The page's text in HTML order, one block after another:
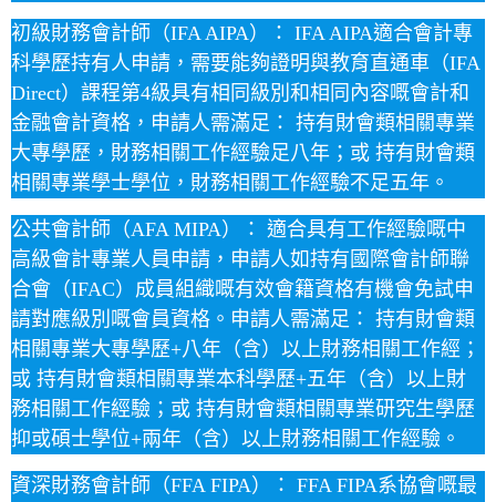
初級財務會計師（IFA AIPA）： IFA AIPA適合會計專
科學歷持有人申請，需要能夠證明與教育直通車（IFA
Direct）課程第4級具有相同級別和相同內容嘅會計和
金融會計資格，申請人需滿足： 持有財會類相關專業
大專學歷，財務相關工作經驗足八年；或 持有財會類
相關專業學士學位，財務相關工作經驗不足五年。
公共會計師（AFA MIPA）： 適合具有工作經驗嘅中
高級會計專業人員申請，申請人如持有國際會計師聯
合會（IFAC）成員組織嘅有效會籍資格有機會免試申
請對應級別嘅會員資格。申請人需滿足： 持有財會類
相關專業大專學歷+八年（含）以上財務相關工作經；
或 持有財會類相關專業本科學歷+五年（含）以上財
務相關工作經驗；或 持有財會類相關專業研究生學歷
抑或碩士學位+兩年（含）以上財務相關工作經驗。
資深財務會計師（FFA FIPA）： FFA FIPA系協會嘅最